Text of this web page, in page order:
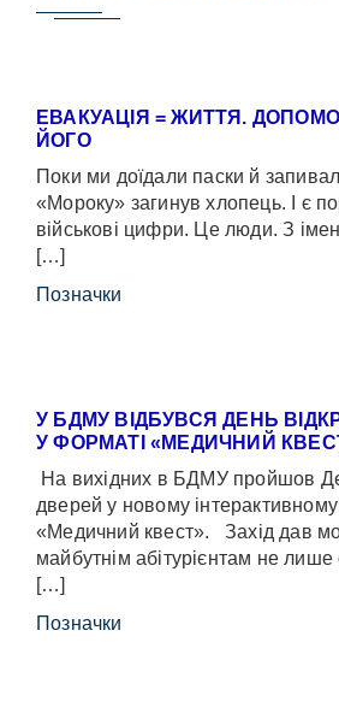
ЕВАКУАЦІЯ = ЖИТТЯ.
ЙОГО
Поки ми доїдали паски й
«Мороку» загинув хлопець. І є
військові цифри. Це люди. З
[…]
Позначки
У БДМУ ВІДБУВСЯ ДЕНЬ
У ФОРМАТІ «МЕДИЧНИЙ
На вихідних в БДМУ пройшов
дверей у новому
«Медичний квест». Захід дав
майбутнім абітурієнтам не
[…]
Позначки